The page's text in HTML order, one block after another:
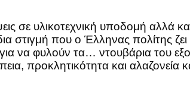
σε υλικοτεχνική υποδομή
στιγμή που ο Έλληνας πολίτης
να φυλούν τα… ντουβάρια του
προκλητικότητα και αλαζονεία